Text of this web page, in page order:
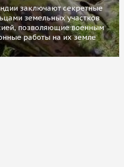
заключают секретные
земельных участков
позволяющие военным
работы на их земле